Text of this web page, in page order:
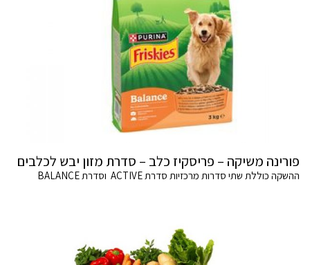
פורינה משיקה – פריסקיז כלב – סדרת מזון יבש לכלבים
ההשקה כוללת שתי סדרות מרכזיות סדרת ACTIVE וסדרת BALANCE